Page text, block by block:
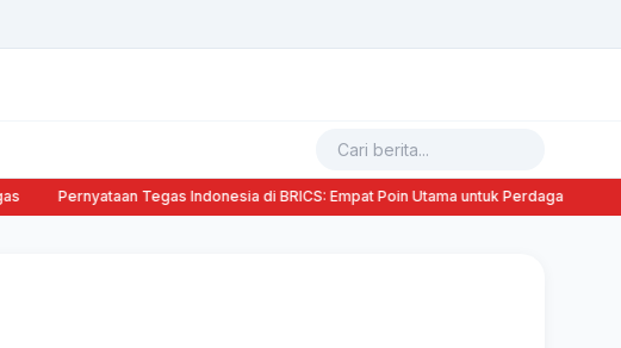
Pernyataan Tegas Indonesia di BRICS: Empat Poin Utama untuk Perdagangan Adil